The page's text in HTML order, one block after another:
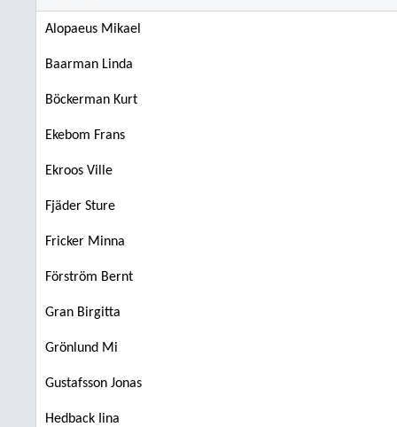
Alopaeus Mikael
Baarman Linda
Böckerman Kurt
Ekebom Frans
Ekroos Ville
Fjäder Sture
Fricker Minna
Förström Bernt
Gran Birgitta
Grönlund Mi
Gustafsson Jonas
Hedback Iina